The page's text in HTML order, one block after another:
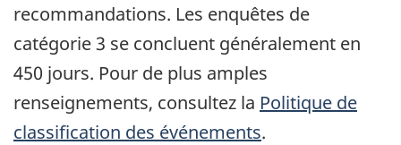
recommandations. Les enquêtes de
catégorie 3 se concluent généralement en
450 jours. Pour de plus amples
renseignements, consultez la Politique de
classification des événements.